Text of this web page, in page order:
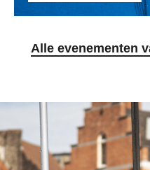
Alle evenementen